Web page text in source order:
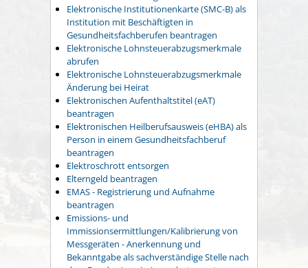
Elektronische Institutionenkarte (SMC-B) als
Institution mit Beschäftigten in
Gesundheitsfachberufen beantragen
Elektronische Lohnsteuerabzugsmerkmale
abrufen
Elektronische Lohnsteuerabzugsmerkmale
Änderung bei Heirat
Elektronischen Aufenthaltstitel (eAT)
beantragen
Elektronischen Heilberufsausweis (eHBA) als
Person in einem Gesundheitsfachberuf
beantragen
Elektroschrott entsorgen
Elterngeld beantragen
EMAS - Registrierung und Aufnahme
beantragen
Emissions- und
Immissionsermittlungen/Kalibrierung von
Messgeräten - Anerkennung und
Bekanntgabe als sachverständige Stelle nach